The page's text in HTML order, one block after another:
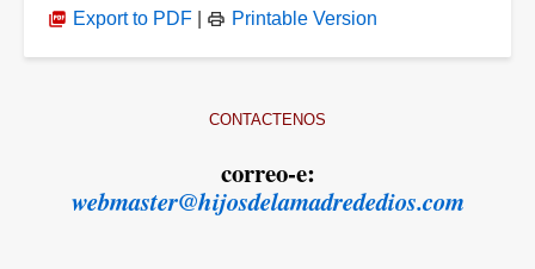
Export to PDF Printable Version
CONTACTENOS
correo-e:
webmaster@hijosdelamadrededios.com